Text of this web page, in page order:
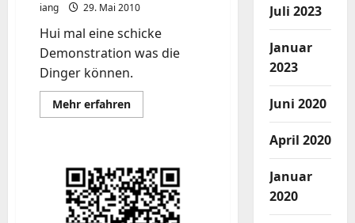
iang 29. Mai 2010
Hui mal eine schicke
Demonstration was die
Dinger können.
Mehr erfahrenMehr
Informationen
Autonomous
Quadrotor
Flight
Juli 2023
Januar
2023
Juni 2020
April 2020
Januar
2020